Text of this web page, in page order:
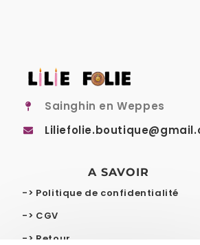
Sainghin en Weppes
A SAVOIR
-> Politique de confidentialité
-> CGV
-> Retour